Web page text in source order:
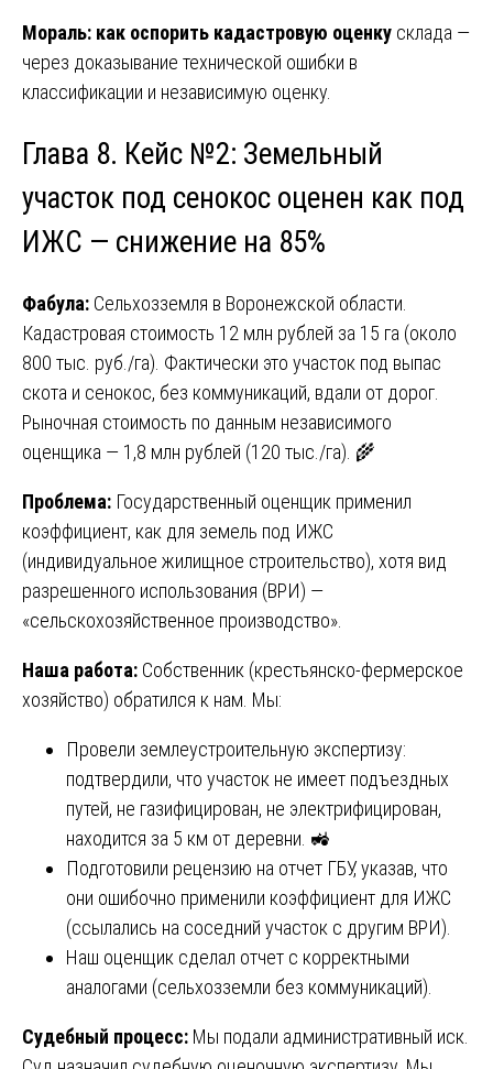
Мораль: как оспорить кадастровую оценку склада —
через доказывание технической ошибки в
классификации и независимую оценку.
Глава 8. Кейс №2: Земельный
участок под сенокос оценен как под
ИЖС — снижение на 85%
Фабула: Сельхозземля в Воронежской области.
Кадастровая стоимость 12 млн рублей за 15 га (около
800 тыс. руб./га). Фактически это участок под выпас
скота и сенокос, без коммуникаций, вдали от дорог.
Рыночная стоимость по данным независимого
оценщика — 1,8 млн рублей (120 тыс./га). 🌾
Проблема: Государственный оценщик применил
коэффициент, как для земель под ИЖС
(индивидуальное жилищное строительство), хотя вид
разрешенного использования (ВРИ) —
«сельскохозяйственное производство».
Наша работа: Собственник (крестьянско-фермерское
хозяйство) обратился к нам. Мы:
Провели землеустроительную экспертизу:
подтвердили, что участок не имеет подъездных
путей, не газифицирован, не электрифицирован,
находится за 5 км от деревни. 🚜
Подготовили рецензию на отчет ГБУ, указав, что
они ошибочно применили коэффициент для ИЖС
(ссылались на соседний участок с другим ВРИ).
Наш оценщик сделал отчет с корректными
аналогами (сельхозземли без коммуникаций).
Судебный процесс: Мы подали административный иск.